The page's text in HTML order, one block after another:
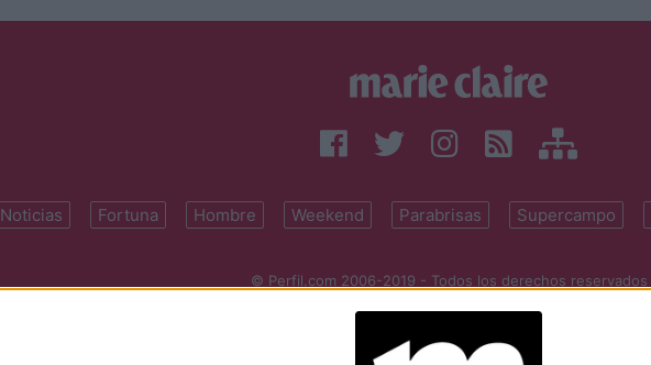
Noticias Fortuna Hombre Weekend Parabrisas Supercampo
© Perfil.com 2006-2019 - Todos los derechos reservados
perfilcom@perfil.com| Propietario: Diario Perfil S.A.